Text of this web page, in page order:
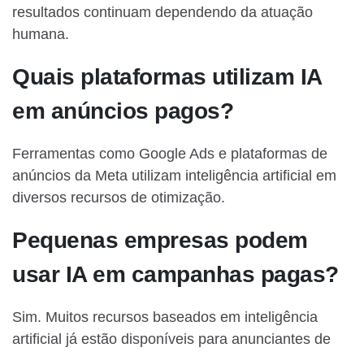
resultados continuam dependendo da atuação
humana.
Quais plataformas utilizam IA
em anúncios pagos?
Ferramentas como Google Ads e plataformas de
anúncios da Meta utilizam inteligência artificial em
diversos recursos de otimização.
Pequenas empresas podem
usar IA em campanhas pagas?
Sim. Muitos recursos baseados em inteligência
artificial já estão disponíveis para anunciantes de